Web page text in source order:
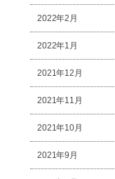
2022年2月
2022年1月
2021年12月
2021年11月
2021年10月
2021年9月